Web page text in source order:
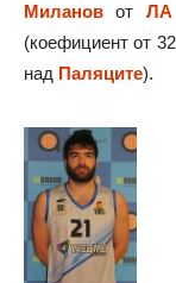
Миланов от ЛА
(коефициент от
над Паляците).